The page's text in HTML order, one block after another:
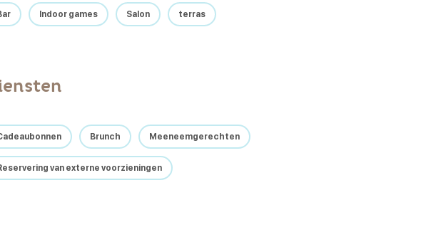
Indoor games Salon terras
Brunch Meeneemgerechten
van externe voorzieningen